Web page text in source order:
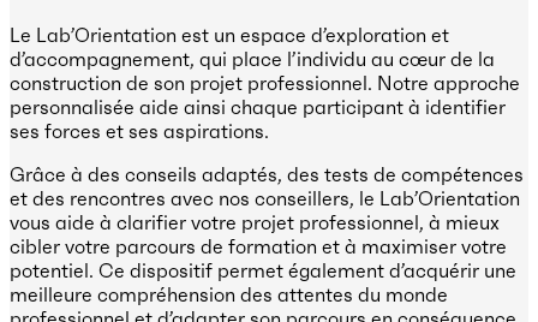
Le Lab’Orientation est un espace d’exploration et
d’accompagnement, qui place l’individu au cœur de la
construction de son projet professionnel. Notre approche
personnalisée aide ainsi chaque participant à identifier
ses forces et ses aspirations.
Grâce à des conseils adaptés, des tests de compétences
et des rencontres avec nos conseillers, le Lab’Orientation
vous aide à clarifier votre projet professionnel, à mieux
cibler votre parcours de formation et à maximiser votre
potentiel. Ce dispositif permet également d’acquérir une
meilleure compréhension des attentes du monde